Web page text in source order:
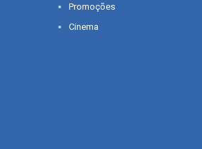
Promoções
Cinema